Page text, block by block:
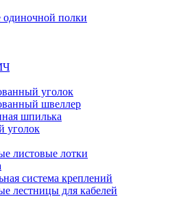
одиночной полки
уголок
швеллер
шпилька
уголок
листовые лотки
система креплений
лестницы для кабелей